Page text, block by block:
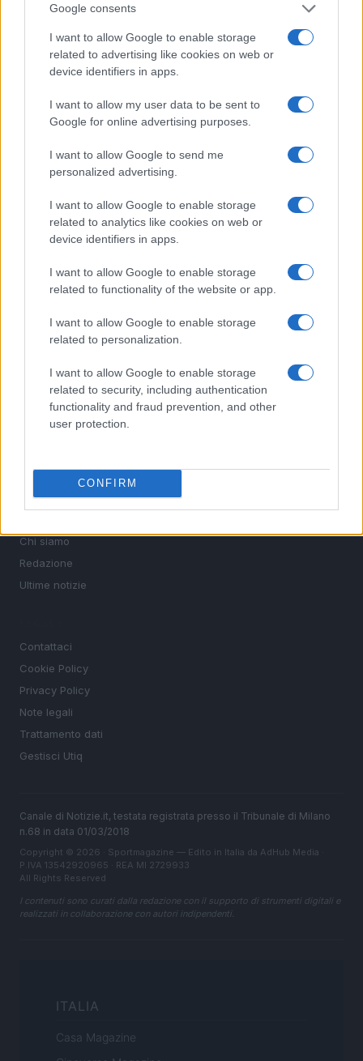
Google consents
I want to allow Google to enable storage
related to advertising like cookies on web or
device identifiers in apps.
I want to allow my user data to be sent to
Google for online advertising purposes.
I want to allow Google to send me
personalized advertising.
I want to allow Google to enable storage
related to analytics like cookies on web or
device identifiers in apps.
I want to allow Google to enable storage
related to functionality of the website or app.
I want to allow Google to enable storage
related to personalization.
I want to allow Google to enable storage
related to security, including authentication
functionality and fraud prevention, and other
user protection.
CONFIRM
Nuova Zelanda: ondata di freddo eccezionale porta
Sportmagazine: notizie, approfondimenti e classifiche su
calcio, basket, tennis, ciclismo, motori, Formula 1,
MotoGP e Olimpiadi. Le ultime news dalle competizioni
interviste ai protagonisti e i risultati in tempo reale di tutte
le discipline che fanno emozionare gli appassionati di
SEZIONI
Calcio
Tennis
Basket
Chi siamo
Redazione
Ultime notizie
Contattaci
Cookie Policy
Privacy Policy
Note legali
Trattamento dati
Gestisci Utiq
Canale di Notizie.it, testata registrata presso il Tribunale di Milano
n.68 in data 01/03/2018
Copyright © 2026 · Sportmagazine — Edito in Italia da AdHub Media
P.IVA 13542920965 · REA MI 2729933
All Rights Reserved
I contenuti sono curati dalla redazione con il supporto di strumenti digitali e
realizzati in collaborazione con autori indipendenti.
ITALIA
Casa Magazine